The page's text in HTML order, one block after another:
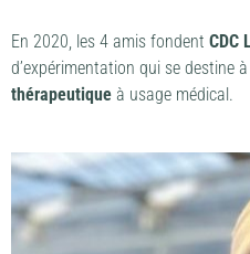
En 2020, les 4 amis fondent CDC
d’expérimentation qui se destine
thérapeutique à usage médical.